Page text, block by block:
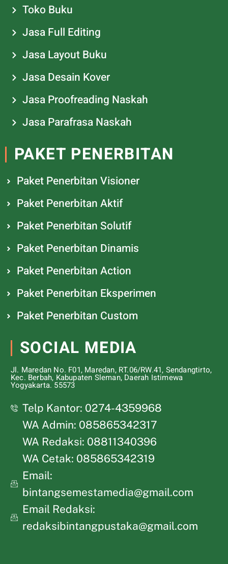
Toko Buku
Jasa Full Editing
Jasa Layout Buku
Jasa Desain Kover
Jasa Proofreading Naskah
Jasa Parafrasa Naskah
PAKET PENERBITAN
Paket Penerbitan Visioner
Paket Penerbitan Aktif
Paket Penerbitan Solutif
Paket Penerbitan Dinamis
Paket Penerbitan Action
Paket Penerbitan Eksperimen
Paket Penerbitan Custom
SOCIAL MEDIA
Jl. Maredan No. F01, Maredan, RT.06/RW.41, Sendangtirto,
Kec. Berbah, Kabupaten Sleman, Daerah Istimewa
Yogyakarta. 55573
Telp Kantor: 0274-4359968
WA Admin: 085865342317
WA Redaksi: 08811340396
WA Cetak: 085865342319
Email:
bintangsemestamedia@gmail.com
Email Redaksi:
redaksibintangpustaka@gmail.com